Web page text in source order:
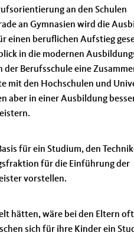
an den Schulen
an Gymnasien wird die
einen beruflichen Aufstieg
in die modernen
der Berufsschule eine
mit den Hochschulen und
aber in einer Ausbildung
für ein Studium, den
für die Einführung der
vorstellen.
hätten, wäre bei den Eltern
sich für ihre Kinder ein